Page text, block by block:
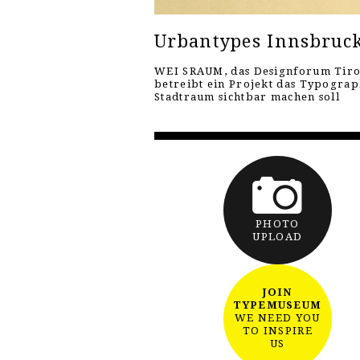
Urbantypes
WEI SRAUM, das Designforum
betreibt ein Projekt das
Stadtraum sichtbar machen soll
PHOTO
UPLOAD
JOIN
TYPEMUSEUM
WE NEED YOU
TO INSPIRE
US